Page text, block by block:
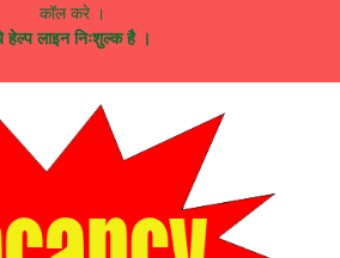
कॉल करे ।
हेल्प लाइन निःशुल्क है ।